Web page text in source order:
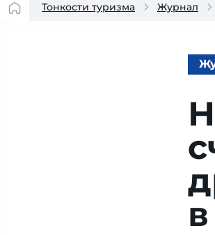
Тонкости туризма Журнал